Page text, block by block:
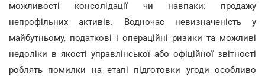
можливості консолідації чи навпаки: продажу
непрофільних активів. Водночас невизначеність у
майбутньому, податкові і операційні ризики та можливі
недоліки в якості управлінської або офіційної звітності
роблять помилки на етапі підготовки угоди особливо